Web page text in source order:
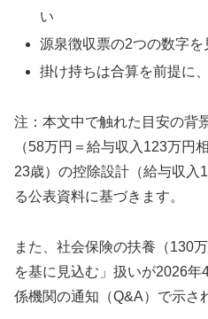
い
源泉徴収票の2つの数字
掛け持ちは合算を前提に
注：本文中で触れた目安の背
（58万円＝給与収入123万円
23歳）の控除設計（給与収入
る公表資料に基づきます。
また、社会保険の扶養（130
を基に見込む」扱いが2026
係機関の通知（Q&A）で示さ